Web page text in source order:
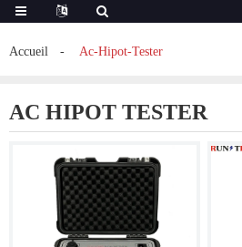
Accueil Ac-Hipot-Tester
AC HIPOT TESTER